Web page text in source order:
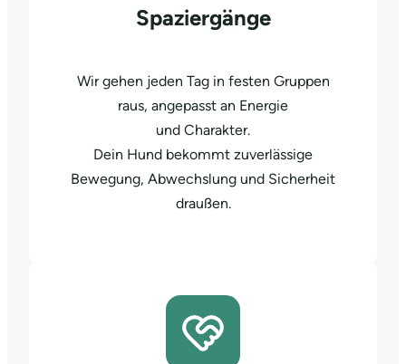
Spaziergänge
Wir gehen jeden Tag in festen Gruppen
raus, angepasst an Energie
und Charakter.
Dein Hund bekommt zuverlässige
Bewegung, Abwechslung und Sicherheit
draußen.